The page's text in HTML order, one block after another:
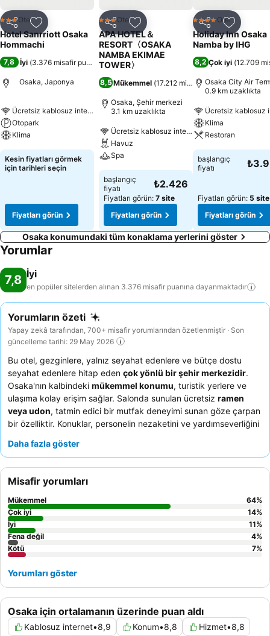
Paylaş Favorilerime ekle
3 YıldızOtel
Hotel Sanrriott Osaka
Hommachi
7,8 İyi (3.376 misafir puanı )
Osaka, Japonya
Ücretsiz kablosuz internet
Otopark
Klima
Kesin fiyatları görmek
için tarihleri seçin
Fiyatları görün
Paylaş Favorilerime ekle
3 YıldızOtel
APA HOTEL＆
RESORT〈OSAKA
NAMBA EKIMAE
TOWER〉
8,5Mükemmel (17.212 misafir puanı)
Osaka, Şehir merkezi
3.1 km uzaklıkta
Ücretsiz kablosuz internet
Havuz
Spa
başlangıç
fiyatı
₺2.426
Fiyatları görün: 7 site
Fiyatları görün
Paylaş
4 Yıldız Otel
Holiday Inn Osaka
Namba by IHG
8,2 Çok iyi (12.709
Osaka City Air
0.9 km uzaklıkta
Ücretsiz kablosuz
Klima
Restoran
başlangıç
fiyatı
Fiyatları görün: 5 site
Fiyatları görün
Osaka konumundaki tüm konaklama yerlerini göster
Yorumlar
7,8 İyi
en popüler sitelerden alınan 3.376 misafir puanına dayanmaktadır
Yorumların özeti
Yapay zekâ tarafından, 700+ misafir yorumlarından özetlenmiştir · Son
güncelleme tarihi: 29 May 2026
Bu otel, gezginlere, yalnız seyahat edenlere ve bütçe dostu
seyahat edenlere hitap eden çok yönlü bir şehir merkezidir.
Osaka'nın kalbindeki mükemmel konumu, turistik yerlere ve
ulaşıma kolay erişim sağlar. Salonda sunulan ücretsiz ramen
veya udon, tatmin edici bir mutfak deneyimi sunan göze çarpan
bir özelliktir. Konuklar, personelin nezaketini ve yardımseverliğini
övmektedir. Daha konforlu bir konaklama için, daha yumuşak
Daha fazla göster
Osaka için ortalamanın üzerinde puan aldı
Kablosuz internet•8,9 Konum•8,8 Hizmet•8,8
Misafir yorumları
Mükemmel 64%
Çok iyi
14%
İyi
11%
Fena değil
4%
Kötü
7%
Yorumları göster